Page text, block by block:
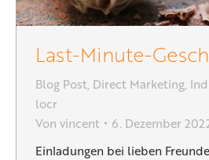
Last-Minute-
Blog Post, Direct Marketing,
locr
Von vincent
6. Dezember
Einladungen bei lieben